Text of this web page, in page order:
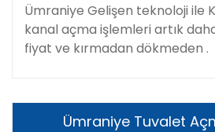
Ümraniye Gelişen teknoloji ile
kanal açma işlemleri artık
fiyat ve kırmadan dökmeden .
Ümraniye Tuvalet